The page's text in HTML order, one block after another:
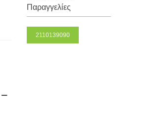
Παραγγελίες
2110139090